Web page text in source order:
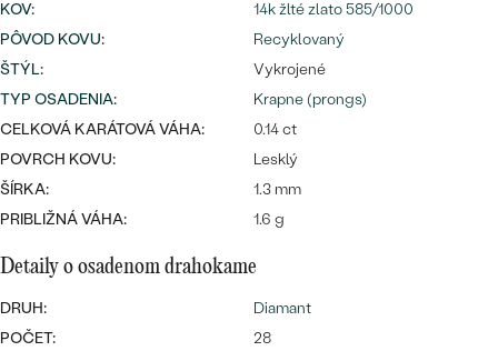
Wave kolekcia
PODĽA TVARU DRAHOKAMU
NA MIERUnáušnice
PREZRIEŤ
Personalizované
prívesky
Najpredávanejšie
prstene
KOV:
14k žlté zlato 585/1000
PÔVOD KOVU:
Recyklovaný
ŠTÝL:
Vykrojené
TYP OSADENIA:
Krapne (prongs)
CELKOVÁ KARÁTOVÁ VÁHA:
0.14 ct
POVRCH KOVU:
Lesklý
ŠÍRKA:
1.3 mm
PRIBLIŽNÁ VÁHA:
1.6 g
Detaily o osadenom drahokame
DRUH:
Diamant
POČET:
28